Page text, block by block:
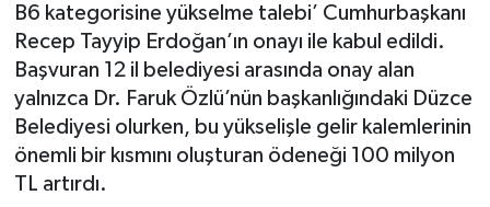
B6 kategorisine yükselme talebi’ Cumhurbaşkanı
Recep Tayyip Erdoğan’ın onayı ile kabul edildi.
Başvuran 12 il belediyesi arasında onay alan
yalnızca Dr. Faruk Özlü’nün başkanlığındaki Düzce
Belediyesi olurken, bu yükselişle gelir kalemlerinin
önemli bir kısmını oluşturan ödeneği 100 milyon
TL artırdı.
Son Dakika Haberleri